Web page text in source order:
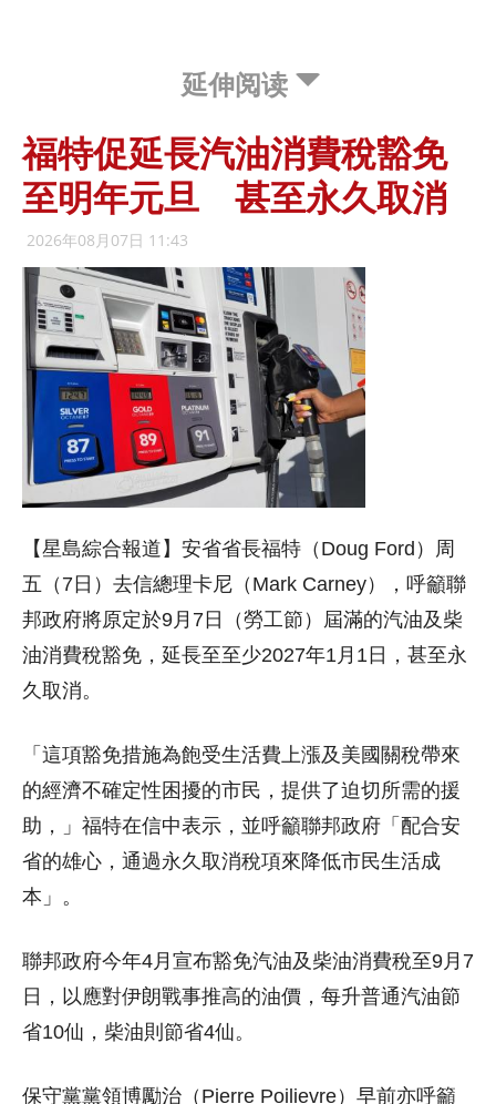
延伸阅读
福特促延長汽油消費稅豁免
至明年元旦 甚至永久取消
2026年08月07日 11:43
【星島綜合報道】安省省長福特（Doug Ford）周
五（7日）去信總理卡尼（Mark Carney），呼籲聯
邦政府將原定於9月7日（勞工節）屆滿的汽油及柴
油消費稅豁免，延長至至少2027年1月1日，甚至永
久取消。
「這項豁免措施為飽受生活費上漲及美國關稅帶來
的經濟不確定性困擾的市民，提供了迫切所需的援
助，」福特在信中表示，並呼籲聯邦政府「配合安
省的雄心，通過永久取消稅項來降低市民生活成
本」。
聯邦政府今年4月宣布豁免汽油及柴油消費稅至9月7
日，以應對伊朗戰事推高的油價，每升普通汽油節
省10仙，柴油則節省4仙。
保守黨黨領博勵治（Pierre Poilievre）早前亦呼籲